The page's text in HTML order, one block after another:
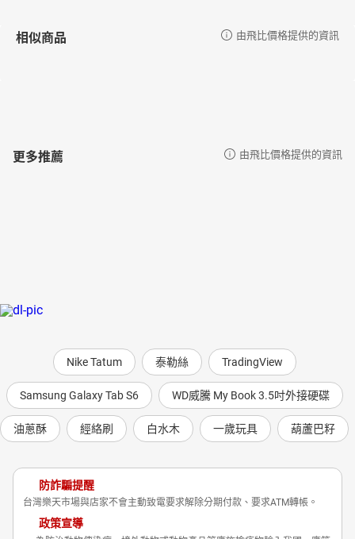
相似商品 由飛比價格提供的資訊
更多推薦 由飛比價格提供的資訊
Nike Tatum 泰勒絲 TradingView
Samsung Galaxy Tab S6 WD威騰 My Book 3.5吋外接硬碟
油蔥酥 經絡刷 白水木 一歲玩具 葫蘆巴籽
防詐騙提醒
台灣樂天市場與店家不會主動致電要求解除分期付款、要求ATM轉帳。
政策宣導